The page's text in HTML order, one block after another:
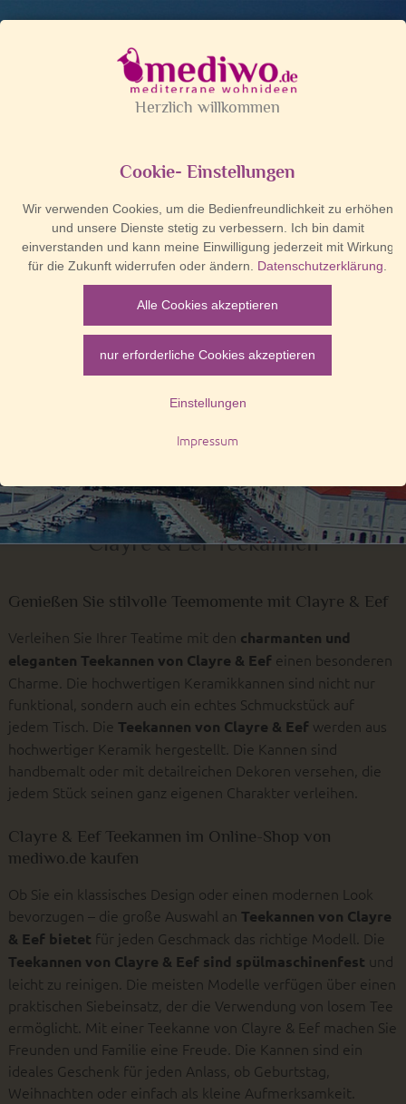
Liebe Kunden, ich mache "Siesta". Der reguläre Versand beginnt erst wieder
Teekanne Clayre & Eef
Clayre & Eef Teekannen
Genießen Sie stilvolle Teemomente mit Clayre & Eef
Verleihen Sie Ihrer Teatime mit den charmanten und
eleganten Teekannen von Clayre & Eef einen besonderen
Charme. Die hochwertigen Keramikkannen sind nicht nur
funktional, sondern auch ein echtes Schmuckstück auf
jedem Tisch. Die Teekannen von Clayre & Eef werden aus
hochwertiger Keramik hergestellt. Die Kannen sind
handbemalt oder mit detailreichen Dekoren versehen, die
jedem Stück seinen ganz eigenen Charakter verleihen.
Clayre & Eef Teekannen im Online-Shop von
mediwo.de kaufen
Ob Sie ein klassisches Design oder einen modernen Look
bevorzugen – die große Auswahl an Teekannen von Clayre
& Eef bietet für jeden Geschmack das richtige Modell. Die
Teekannen von Clayre & Eef sind spülmaschinenfest und
leicht zu reinigen. Die meisten Modelle verfügen über einen
praktischen Siebeinsatz, der die Verwendung von losem Tee
ermöglicht. Mit einer Teekanne von Clayre & Eef machen Sie
Freunden und Familie eine Freude. Die Kannen sind ein
ideales Geschenk für jeden Anlass, ob Geburtstag,
Weihnachten oder einfach als kleine Aufmerksamkeit.
Mediwo macht Siesta.
Liebe Kunden, im Zeitraum von05.08.2026 - 21.08.2026
aller Bestellungen, die in diesem Zeitraum
vale!